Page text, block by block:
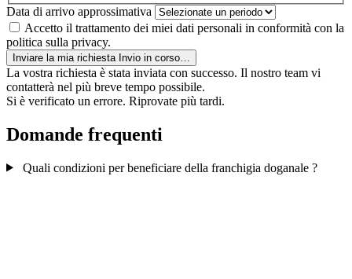
Data di arrivo approssimativa
Accetto il trattamento dei miei dati personali in conformità con la
politica sulla privacy.
Inviare la mia richiesta Invio in corso…
La vostra richiesta è stata inviata con successo. Il nostro team vi
contatterà nel più breve tempo possibile.
Si è verificato un errore. Riprovate più tardi.
Domande frequenti
Quali condizioni per beneficiare della franchigia doganale ?